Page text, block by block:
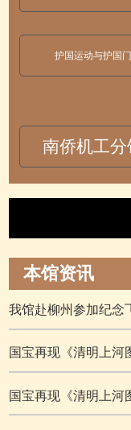
护国运动与护国门
南侨机工分
本馆资讯
我馆赴柳州参加纪念
国宝再现《清明上
国宝再现《清明上河